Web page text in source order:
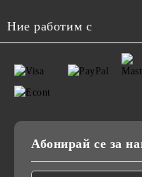
Ние работим с
Абонирай се за